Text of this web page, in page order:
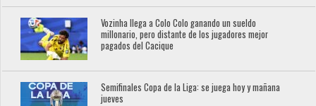
Vozinha llega a Colo Colo ganando un sueldo
millonario, pero distante de los jugadores mejor
pagados del Cacique
Semifinales Copa de la Liga: se juega hoy y mañana
jueves